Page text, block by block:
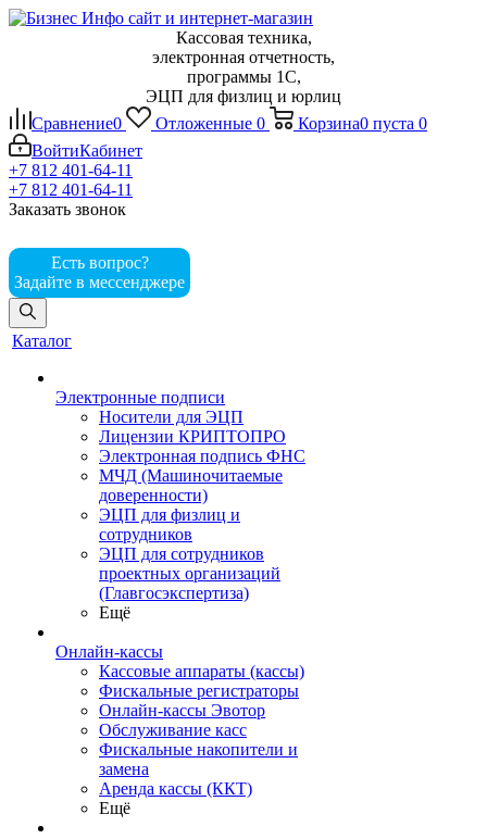
Кассовая техника,
электронная отчетность,
программы 1С,
ЭЦП для физлиц и юрлиц
Сравнение0 Отложенные 0 Корзина0 пуста 0
ВойтиКабинет
+7 812 401-64-11
+7 812 401-64-11
Заказать звонок
Есть вопрос?
Задайте в мессенджере
Каталог
Электронные подписи
Носители для ЭЦП
Лицензии КРИПТОПРО
Электронная подпись ФНС
МЧД (Машиночитаемые
доверенности)
ЭЦП для физлиц и
сотрудников
ЭЦП для сотрудников
проектных организаций
(Главгосэкспертиза)
Ещё
Онлайн-кассы
Кассовые аппараты (кассы)
Фискальные регистраторы
Онлайн-кассы Эвотор
Обслуживание касс
Фискальные накопители и
замена
Аренда кассы (ККТ)
Ещё